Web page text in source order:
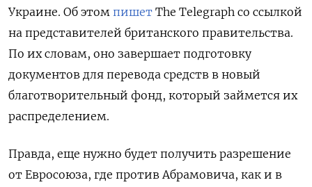
Украине. Об этом пишет The Telegraph со ссылкой
на представителей британского правительства.
По их словам, оно завершает подготовку
документов для перевода средств в новый
благотворительный фонд, который займется их
распределением.
Правда, еще нужно будет получить разрешение
от Евросоюза, где против Абрамовича, как и в